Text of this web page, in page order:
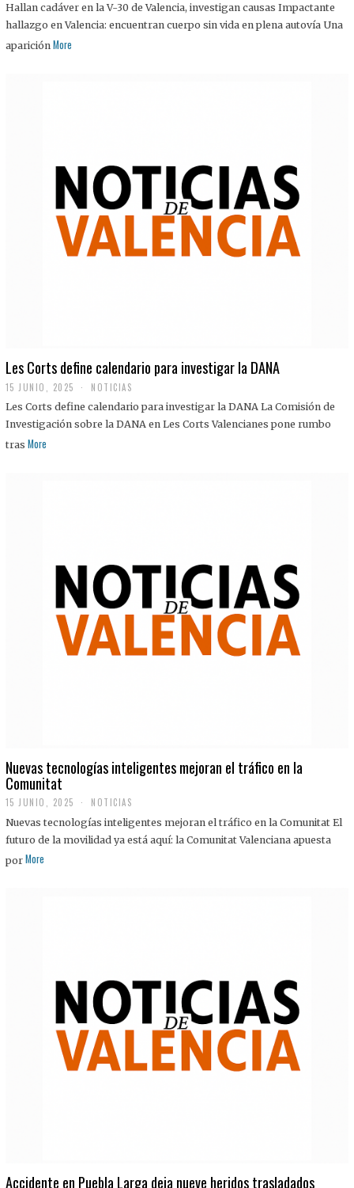
Hallan cadáver en la V-30 de Valencia, investigan causas Impactante
hallazgo en Valencia: encuentran cuerpo sin vida en plena autovía Una
aparición More
Les Corts define calendario para investigar la DANA
15 JUNIO, 2025 NOTICIAS
Les Corts define calendario para investigar la DANA La Comisión de
Investigación sobre la DANA en Les Corts Valencianes pone rumbo
tras More
Nuevas tecnologías inteligentes mejoran el tráfico en la
Comunitat
15 JUNIO, 2025 NOTICIAS
Nuevas tecnologías inteligentes mejoran el tráfico en la Comunitat El
futuro de la movilidad ya está aquí: la Comunitat Valenciana apuesta
por More
Accidente en Puebla Larga deja nueve heridos trasladados